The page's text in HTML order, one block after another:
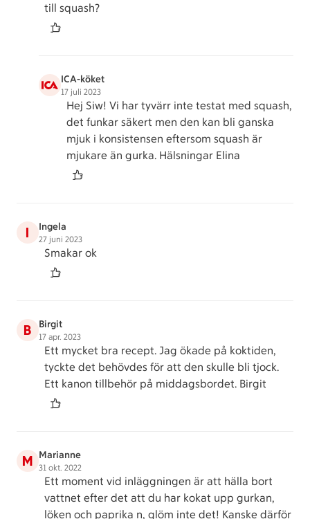
till squash?
ICA-köket
17 juli 2023
Hej Siw! Vi har tyvärr inte testat med squash,
det funkar säkert men den kan bli ganska
mjuk i konsistensen eftersom squash är
mjukare än gurka. Hälsningar Elina
I Ingela
27 juni 2023
Smakar ok
B Birgit
17 apr. 2023
Ett mycket bra recept. Jag ökade på koktiden,
tyckte det behövdes för att den skulle bli tjock.
Ett kanon tillbehör på middagsbordet. Birgit
M Marianne
31 okt. 2022
Ett moment vid inläggningen är att hälla bort
vattnet efter det att du har kokat upp gurkan,
löken och paprika n, glöm inte det! Kanske därför